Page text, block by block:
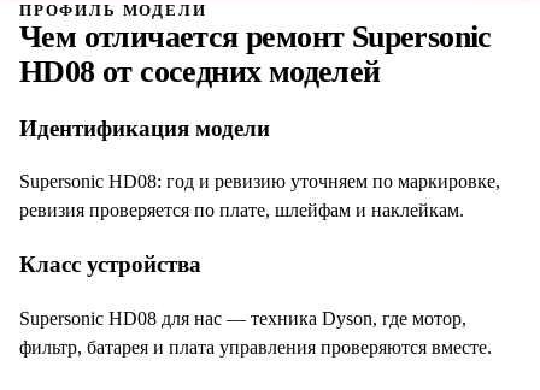
ПРОФИЛЬ МОДЕЛИ
Чем отличается ремонт Supersonic
HD08от соседних моделей
Идентификация модели
Supersonic HD08: год и ревизию уточняем по маркировке,
ревизия проверяется по плате, шлейфам и наклейкам.
Класс устройства
Supersonic HD08 для нас — техника Dyson, где мотор,
фильтр, батарея и плата управления проверяются вместе.